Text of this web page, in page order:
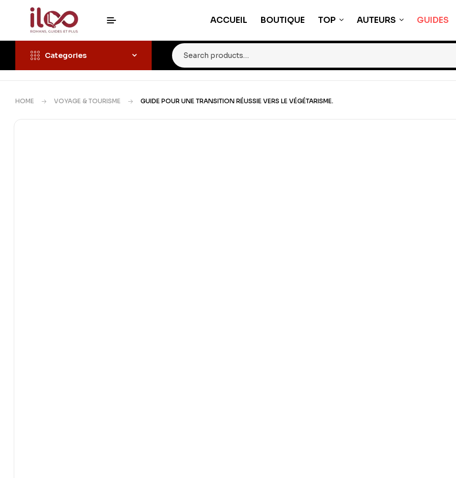
ACCUEIL BOUTIQUE TOP AUTEURS GUIDES
Categories
HOME VOYAGE & TOURISME GUIDE POUR UNE TRANSITION RÉUSSIE VERS LE VÉGÉTARISME.